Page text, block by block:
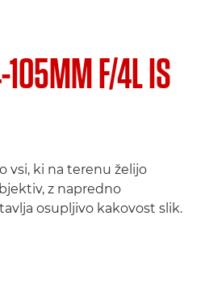
105MM F/4L IS
vsi, ki na terenu želijo
z napredno
osupljivo kakovost slik.